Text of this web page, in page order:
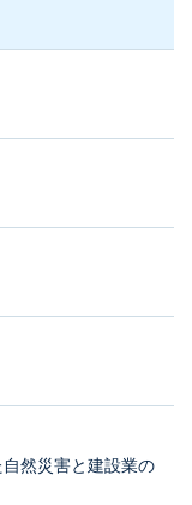
自然災害と建設業の